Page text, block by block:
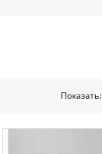
Показать: